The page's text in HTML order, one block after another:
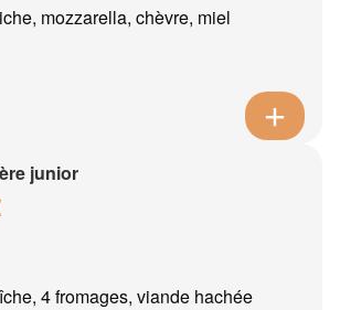
mozzarella, chèvre, miel
junior
4 fromages, viande hachée